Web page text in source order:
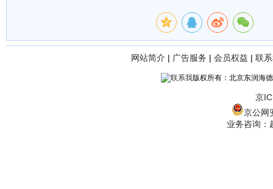
网站简介 | 广告服务 | 会员权益 | 联
版权所有：北京东润海
京
京公网
业务咨询：